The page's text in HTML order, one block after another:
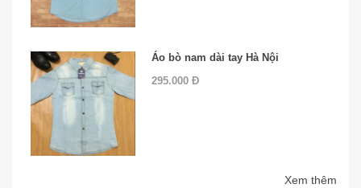
Áo bò nam dài tay Hà Nội
295.000 Đ
Xem thêm